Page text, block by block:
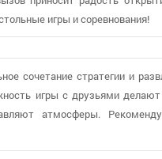
игры и соревнования!
сочетание стратегии и
игры с друзьями
атмосферы.